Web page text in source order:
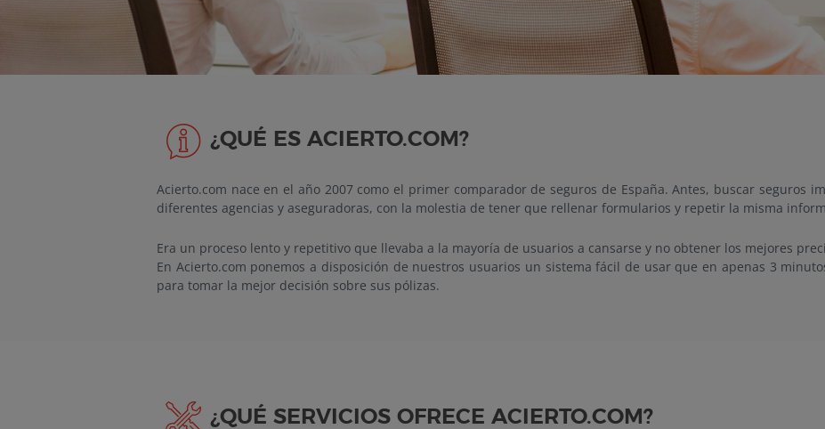
¿QUÉ ES ACIERTO.COM?
Acierto.com nace en el año 2007 como el primer comparador de seguros de España. Antes, buscar seguros
diferentes agencias y aseguradoras, con la molestia de tener que rellenar formularios y repetir la misma
Era un proceso lento y repetitivo que llevaba a la mayoría de usuarios a cansarse y no obtener los mejores
En Acierto.com ponemos a disposición de nuestros usuarios un sistema fácil de usar que en apenas 3
para tomar la mejor decisión sobre sus pólizas.
¿QUÉ SERVICIOS OFRECE ACIERTO.COM?